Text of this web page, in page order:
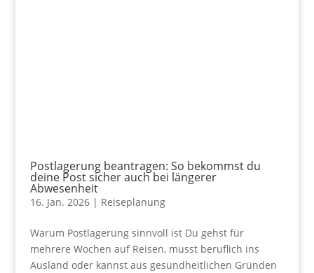
Postlagerung beantragen: So bekommst du
deine Post sicher auch bei längerer
Abwesenheit
16. Jan. 2026| Reiseplanung
Warum Postlagerung sinnvoll ist Du gehst für
mehrere Wochen auf Reisen, musst beruflich ins
Ausland oder kannst aus gesundheitlichen Gründen